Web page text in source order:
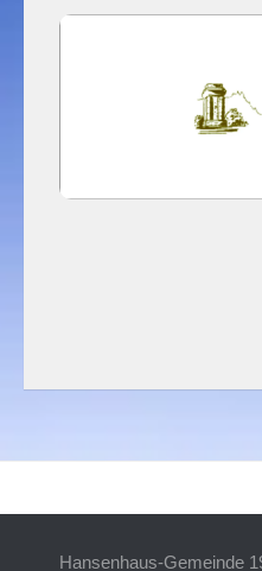
Hansenhaus-Gemeinde